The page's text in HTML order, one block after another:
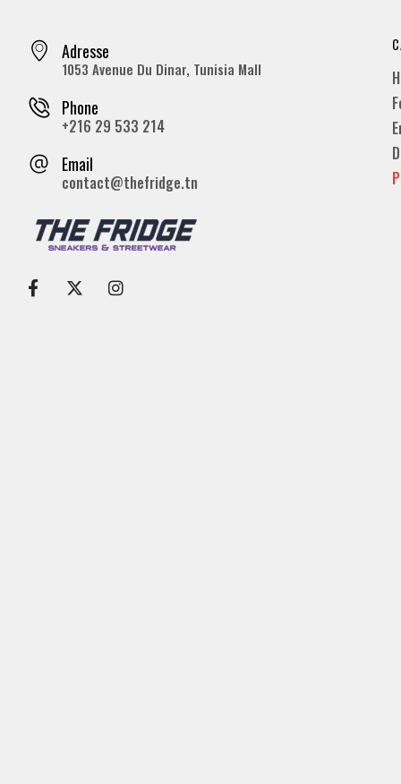
Adresse
1053 Avenue Du Dinar, Tunisia Mall
Phone
+216 29 533 214
Email
contact@thefridge.tn